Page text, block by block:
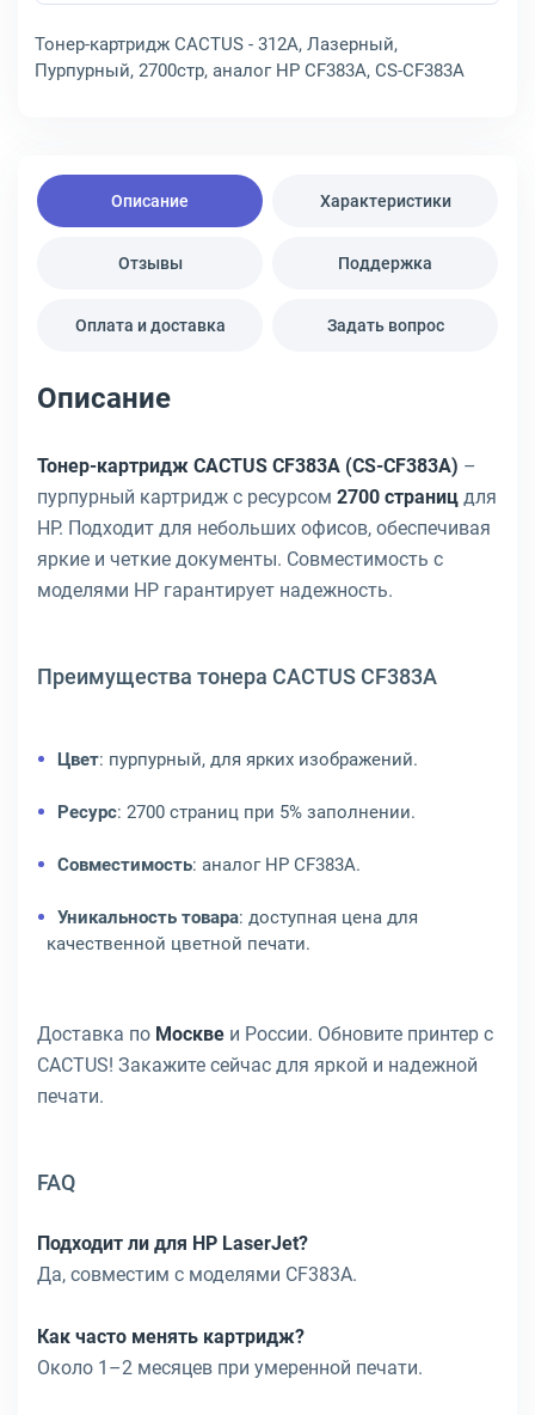
Тонер-картридж CACTUS - 312A, Лазерный,
Пурпурный, 2700стр, аналог HP CF383A, CS-CF383A
Описание Характеристики
Отзывы Поддержка
Оплата и доставка Задать вопрос
Описание
Тонер-картридж CACTUS CF383A (CS-CF383A) –
пурпурный картридж с ресурсом 2700 страниц для
HP. Подходит для небольших офисов, обеспечивая
яркие и четкие документы. Совместимость с
моделями HP гарантирует надежность.
Преимущества тонера CACTUS CF383A
Цвет: пурпурный, для ярких изображений.
Ресурс: 2700 страниц при 5% заполнении.
Совместимость: аналог HP CF383A.
Уникальность товара: доступная цена для
качественной цветной печати.
Доставка по Москве и России. Обновите принтер с
CACTUS! Закажите сейчас для яркой и надежной
печати.
FAQ
Подходит ли для HP LaserJet?
Да, совместим с моделями CF383A.
Как часто менять картридж?
Около 1–2 месяцев при умеренной печати.